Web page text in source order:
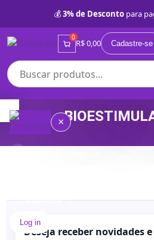
💰3% de Desconto para
0
R$ 0,00 Cadastre-se
×
somos
Lojas
Próprias
Cadastre-se
Log in
Deseja receber novidades